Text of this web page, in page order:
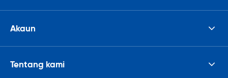
Akaun
Tentang kami